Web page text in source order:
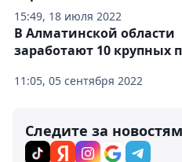
15:49, 18 июля 2022
11:05, 05 сентября 2022
В Алматинской области
заработают 10 крупных
Следите за